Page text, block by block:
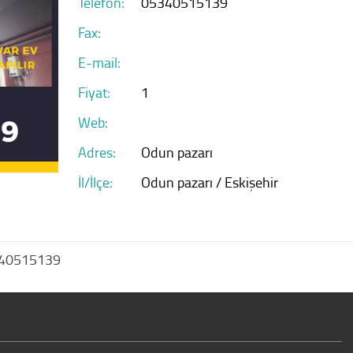
Fax:
E-mail:
Fiyat:
1
Web:
Adres:
Odun pazarı
İl/İlçe:
Odun pazarı / Eskişehir